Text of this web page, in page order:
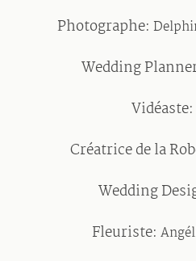
Photographe:
Wedding
Vidéaste:
Créatrice de la
Wedding
Fleuriste: